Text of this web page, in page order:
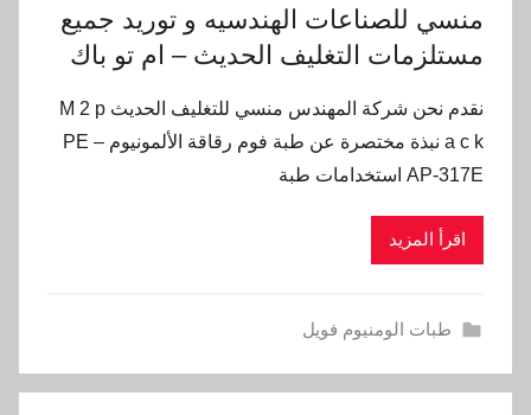
منسي للصناعات الهندسيه و توريد جميع
مستلزمات التغليف الحديث – ام تو باك
نقدم نحن شركة المهندس منسي للتغليف الحديث M 2 p
a c k نبذة مختصرة عن طبة فوم رقاقة الألمونيوم PE –
AP-317E استخدامات طبة
اقرأ المزيد
طبات الومنيوم فويل